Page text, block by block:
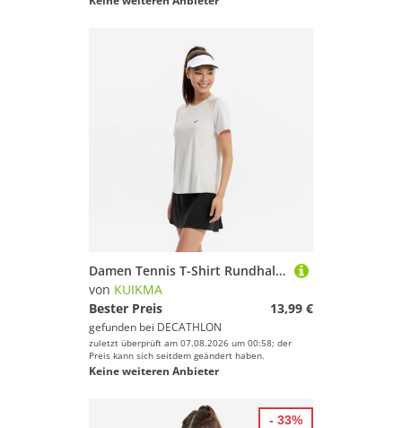
Damen Tennis T-Shirt Rundhals - Dry beige
von KUIKMA
Bester Preis
13,99 €
gefunden bei DECATHLON
zuletzt überprüft am 07.08.2026 um 00:58; der
Preis kann sich seitdem geändert haben.
Keine weiteren Anbieter
- 33%